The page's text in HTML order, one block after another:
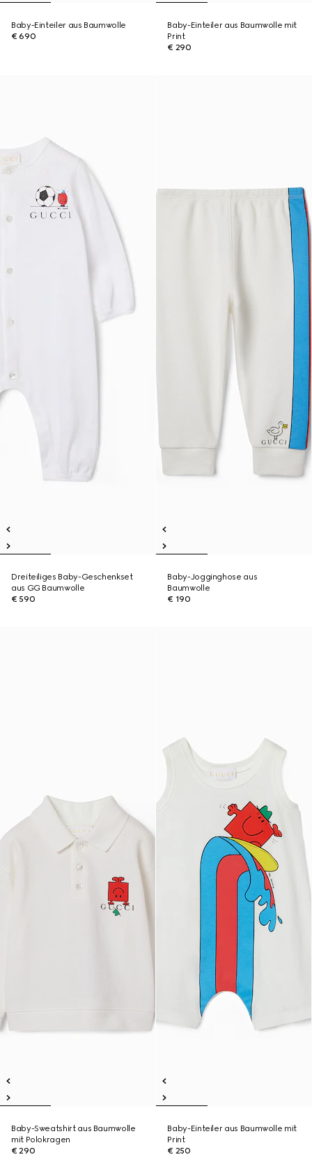
Baby-Einteiler aus Baumwolle
€ 690
Baby-Einteiler aus Baumwolle mit
Print
€ 290
Dreiteiliges Baby-Geschenkset
aus GG Baumwolle
€ 590
Baby-Jogginghose aus
Baumwolle
€ 190
Baby-Sweatshirt aus Baumwolle
mit Polokragen
€ 290
Baby-Einteiler aus Baumwolle mit
Print
€ 250